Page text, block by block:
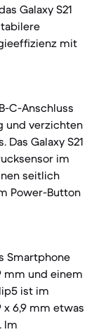
Galaxy S21
mit
C-Anschluss
und verzichten
Galaxy S21
im
seitlich
Power-Button
Smartphone
mm und einem
ist im
x 6,9 mm etwas
Im